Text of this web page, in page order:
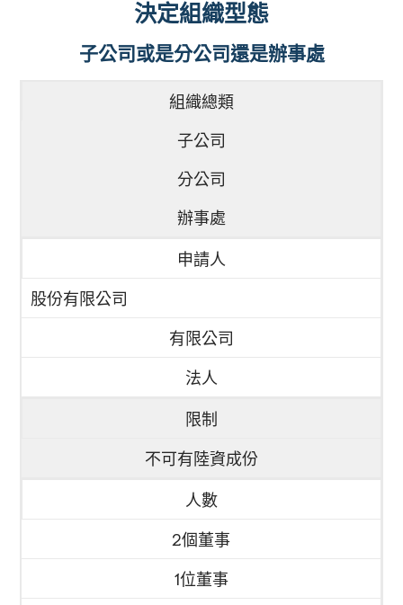
決定組織型態
子公司或是分公司還是辦事處
組織總類
子公司
分公司
辦事處
申請人
股份有限公司
有限公司
法人
限制
不可有陸資成份
人數
2個董事
1位董事